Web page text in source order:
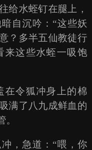
给水蛭钉在腿上，
自沉吟：“这些妖
？多半五仙教徒行
来这些水蛭一吸饱
令狐冲身上的棉
满了八九成鲜血的
，急道：“喂，你